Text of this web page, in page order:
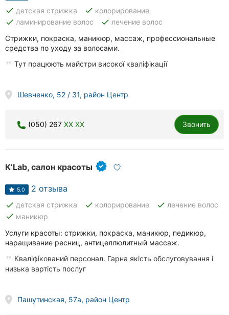
done детская стрижка done колорирование
done ламинирование волос done лечение волос
Стрижки, покраска, маникюр, массаж, профессиональные
средства по уходу за волосами.
Тут працюють майстри високої кваліфікації
Шевченко, 52 / 31, район Центр
(050) 267 XX XX Звонить
K’Lab, салон красоты
5.0 2 отзыва
done детская стрижка done колорирование done лечение волос
done маникюр
Услуги красоты: стрижки, покраска, маникюр, педикюр,
наращивание ресниц, антицеллюлитный массаж.
Кваліфікований персонал. Гарна якість обслуговування і
низька вартість послуг
Пашутинская, 57a, район Центр